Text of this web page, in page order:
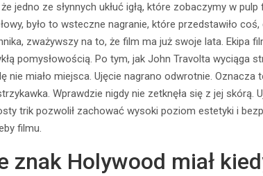
jedno ze słynnych ukłuć igłą, które zobaczymy w pulp
było to wsteczne nagranie, które przedstawiło
zważywszy na to, że film ma już swoje lata. Ekipa
pomysłowością. Po tym, jak John Travolta wyciąga
nie miało miejsca. Ujęcie nagrano odwrotnie. Oznacza
Wprawdzie nigdy nie zetknęła się z jej skórą.
trik pozwolił zachować wysoki poziom estetyki i
filmu.
znak Holywood miał